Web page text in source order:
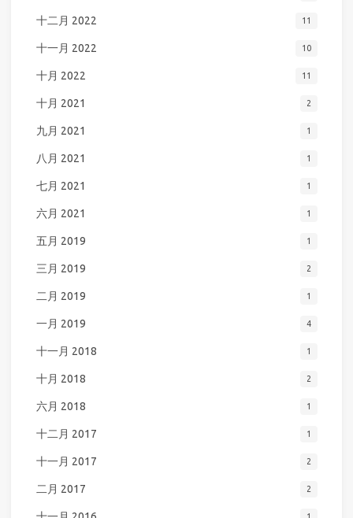
十二月 2022 11
十一月 2022 10
十月 2022 11
十月 2021 2
九月 2021 1
八月 2021 1
七月 2021 1
六月 2021 1
五月 2019 1
三月 2019 2
二月 2019 1
一月 2019 4
十一月 2018 1
十月 2018 2
六月 2018 1
十二月 2017 1
十一月 2017 2
二月 2017 2
1